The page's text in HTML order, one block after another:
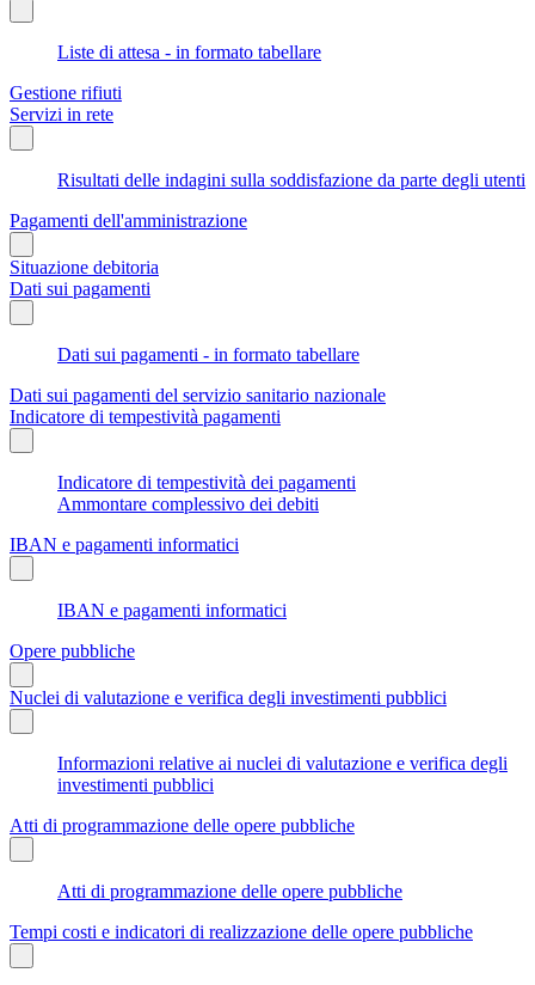
Liste di attesa - in formato tabellare
Gestione rifiuti
Servizi in rete
Risultati delle indagini sulla soddisfazione da parte degli utenti
Pagamenti dell'amministrazione
Situazione debitoria
Dati sui pagamenti
Dati sui pagamenti - in formato tabellare
Dati sui pagamenti del servizio sanitario nazionale
Indicatore di tempestività pagamenti
Indicatore di tempestività dei pagamenti
Ammontare complessivo dei debiti
IBAN e pagamenti informatici
IBAN e pagamenti informatici
Opere pubbliche
Nuclei di valutazione e verifica degli investimenti pubblici
Informazioni relative ai nuclei di valutazione e verifica degli
investimenti pubblici
Atti di programmazione delle opere pubbliche
Atti di programmazione delle opere pubbliche
Tempi costi e indicatori di realizzazione delle opere pubbliche